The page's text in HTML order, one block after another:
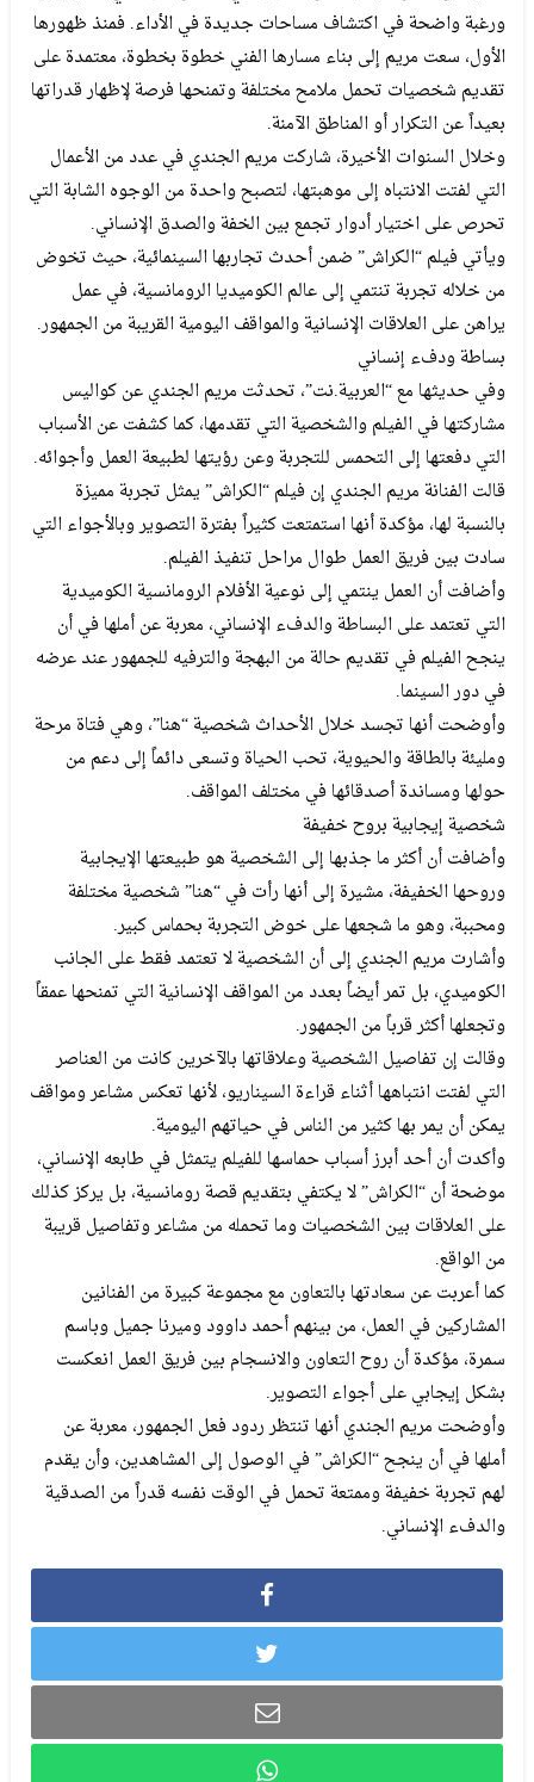
ورغبة واضحة في اكتشاف مساحات جديدة في الأداء. فمنذ ظهورها
الأول، سعت مريم إلى بناء مسارها الفني خطوة بخطوة، معتمدة على
تقديم شخصيات تحمل ملامح مختلفة وتمنحها فرصة لإظهار قدراتها
بعيداً عن التكرار أو المناطق الآمنة.
وخلال السنوات الأخيرة، شاركت مريم الجندي في عدد من الأعمال
التي لفتت الانتباه إلى موهبتها، لتصبح واحدة من الوجوه الشابة التي
تحرص على اختيار أدوار تجمع بين الخفة والصدق الإنساني.
ويأتي فيلم “الكراش” ضمن أحدث تجاربها السينمائية، حيث تخوض
من خلاله تجربة تنتمي إلى عالم الكوميديا الرومانسية، في عمل
يراهن على العلاقات الإنسانية والمواقف اليومية القريبة من الجمهور.
بساطة ودفء إنساني
وفي حديثها مع “العربية.نت”، تحدثت مريم الجندي عن كواليس
مشاركتها في الفيلم والشخصية التي تقدمها، كما كشفت عن الأسباب
التي دفعتها إلى التحمس للتجربة وعن رؤيتها لطبيعة العمل وأجوائه.
قالت الفنانة مريم الجندي إن فيلم “الكراش” يمثل تجربة مميزة
بالنسبة لها، مؤكدة أنها استمتعت كثيراً بفترة التصوير وبالأجواء التي
سادت بين فريق العمل طوال مراحل تنفيذ الفيلم.
وأضافت أن العمل ينتمي إلى نوعية الأفلام الرومانسية الكوميدية
التي تعتمد على البساطة والدفء الإنساني، معربة عن أملها في أن
ينجح الفيلم في تقديم حالة من البهجة والترفيه للجمهور عند عرضه
في دور السينما.
وأوضحت أنها تجسد خلال الأحداث شخصية “هنا”، وهي فتاة مرحة
ومليئة بالطاقة والحيوية، تحب الحياة وتسعى دائماً إلى دعم من
حولها ومساندة أصدقائها في مختلف المواقف.
شخصية إيجابية بروح خفيفة
وأضافت أن أكثر ما جذبها إلى الشخصية هو طبيعتها الإيجابية
وروحها الخفيفة، مشيرة إلى أنها رأت في “هنا” شخصية مختلفة
ومحببة، وهو ما شجعها على خوض التجربة بحماس كبير.
وأشارت مريم الجندي إلى أن الشخصية لا تعتمد فقط على الجانب
الكوميدي، بل تمر أيضاً بعدد من المواقف الإنسانية التي تمنحها عمقاً
وتجعلها أكثر قرباً من الجمهور.
وقالت إن تفاصيل الشخصية وعلاقاتها بالآخرين كانت من العناصر
التي لفتت انتباهها أثناء قراءة السيناريو، لأنها تعكس مشاعر ومواقف
يمكن أن يمر بها كثير من الناس في حياتهم اليومية.
وأكدت أن أحد أبرز أسباب حماسها للفيلم يتمثل في طابعه الإنساني،
موضحة أن “الكراش” لا يكتفي بتقديم قصة رومانسية، بل يركز كذلك
على العلاقات بين الشخصيات وما تحمله من مشاعر وتفاصيل قريبة
من الواقع.
كما أعربت عن سعادتها بالتعاون مع مجموعة كبيرة من الفنانين
المشاركين في العمل، من بينهم أحمد داوود وميرنا جميل وباسم
سمرة، مؤكدة أن روح التعاون والانسجام بين فريق العمل انعكست
بشكل إيجابي على أجواء التصوير.
وأوضحت مريم الجندي أنها تنتظر ردود فعل الجمهور، معربة عن
أملها في أن ينجح “الكراش” في الوصول إلى المشاهدين، وأن يقدم
لهم تجربة خفيفة وممتعة تحمل في الوقت نفسه قدراً من الصدقية
والدفء الإنساني.